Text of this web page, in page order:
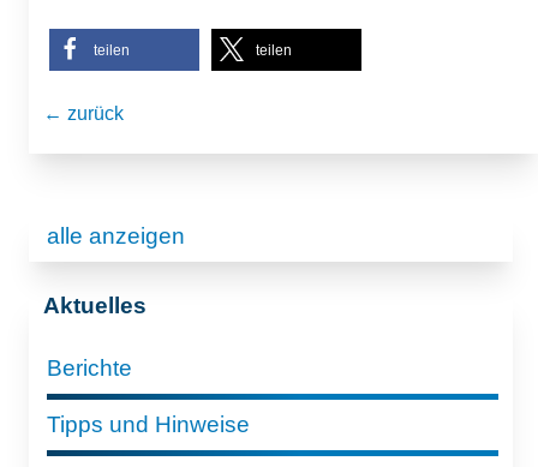
teilen teilen
← zurück
alle anzeigen
Aktuelles
Berichte
Tipps und Hinweise